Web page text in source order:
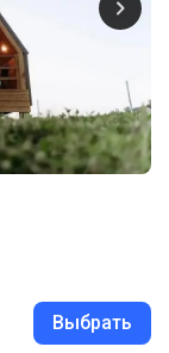
Выбрать